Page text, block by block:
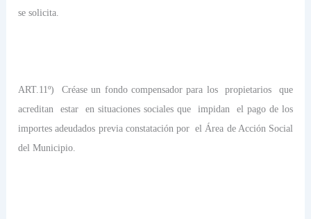
se solicita.
ART.11º) Créase un fondo compensador para los propietarios
que
acreditan
estar en situaciones sociales que impidan
el pago de los
importes adeudados previa constatación por el Área de Acción Social
del Municipio.